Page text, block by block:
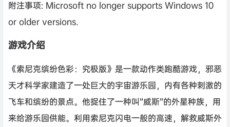
附注事项: Microsoft no longer supports Windows 10
or older versions.
游戏介绍
《索尼克缤纷色彩：究极版》是一款动作类跑酷游戏，邪恶
天才科学家建造了一处巨大的宇宙游乐园，内有各种刺激的
飞车和缤纷的景点。他捉住了一种叫“威斯”的外星种族，用
来给游乐园供能。利用索尼克闪电一般的高速，解救威斯外